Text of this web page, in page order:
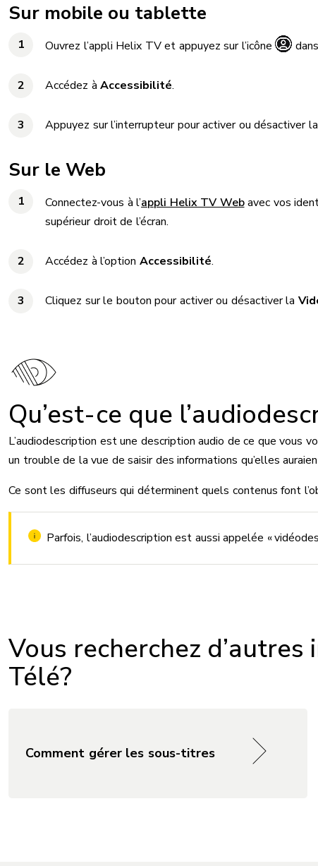
Sur mobile ou tablette
Ouvrez l’appli Helix TV et appuyez sur l’icône
Accédez à Accessibilité.
Appuyez sur l’interrupteur pour activer ou désactiver la
Sur le Web
Connectez-vous à l’appli Helix TV Webavec vos
supérieur droit de l’écran.
Accédez à l’option Accessibilité.
Cliquez sur le bouton pour activer ou désactiver la
Qu’est-ce que
L’audiodescription est une description audio de ce que vous
un trouble de la vue de saisir des informations qu’elles
Ce sont les diffuseurs qui déterminent quels contenus font
Parfois, l’audiodescription est aussi appelée «
Vous recherchez
Télé?
Comment gérer les sous-titres